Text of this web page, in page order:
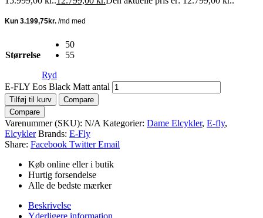
Størrelse
50
55
Ryd
E-FLY Eos Black Matt antal
Tilføj til kurv
Compare
Compare
Varenummer (SKU): N/A Kategorier: Dame Elcykler, E-fly,
Elcykler Brands: E-Fly
Share: Facebook Twitter Email
Køb online eller i butik
Hurtig forsendelse
Alle de bedste mærker
Beskrivelse
Yderligere information